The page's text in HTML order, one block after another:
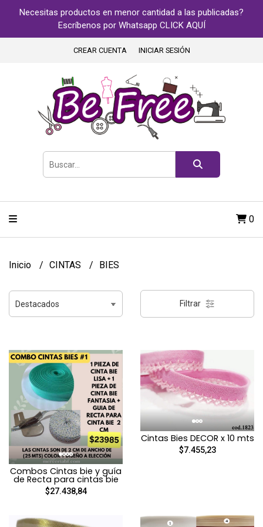
Necesitas productos en menor cantidad a las publicadas?
Escríbenos por Whatsapp CLICK AQUÍ
CREAR CUENTA INICIAR SESIÓN
0
Inicio CINTAS BIES
Filtrar
Combos Cintas bie y guía
de Recta para cintas bie
$27.438,84
Cintas Bies DECOR x 10 mts
$7.455,23